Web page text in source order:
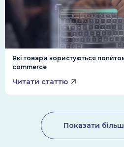
Які товари користуються
commerce
Читати статтю
Показати